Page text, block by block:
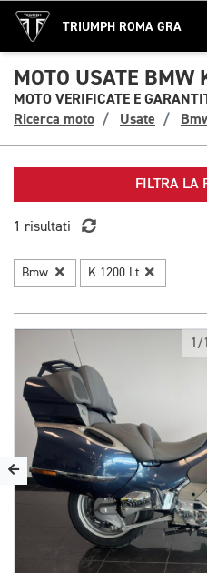
TRIUMPH ROMA GRA
MOTO USATE BMW
MOTO VERIFICATE E
Ricerca moto
Usate
FILTRA LA
1 risultati
Bmw K 1200 Lt
1/